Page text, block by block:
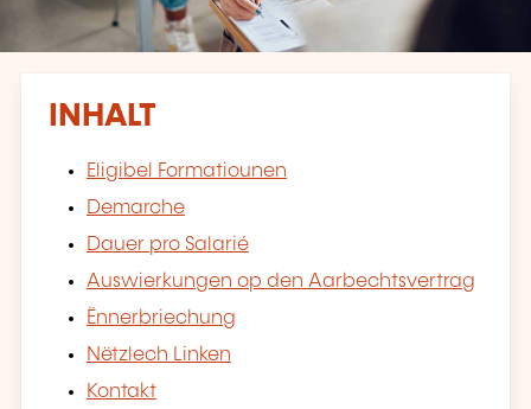
INHALT
Eligibel Formatiounen
Demarche
Dauer pro Salarié
Auswierkungen op den Aarbechtsvertrag
Ënnerbriechung
Nëtzlech Linken
Kontakt